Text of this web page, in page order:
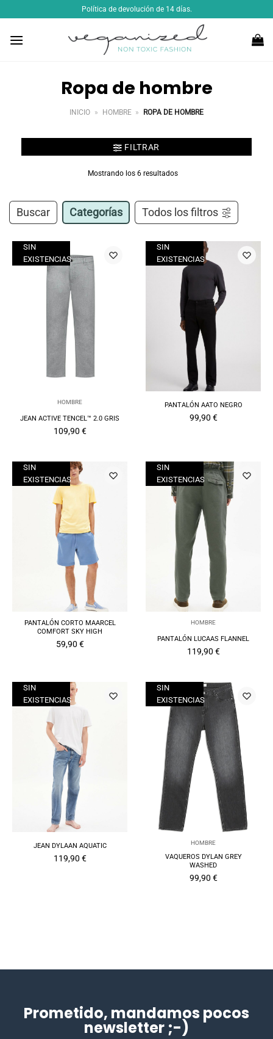
al
contenido
Política de devolución de 14 días.
Ropa de hombre
INICIO » HOMBRE » ROPA DE HOMBRE
FILTRAR
Mostrando los 6 resultados
Buscar Categorías Todos los filtros
SIN
EXISTENCIAS
HOMBRE
JEAN ACTIVE TENCEL™ 2.0 GRIS
109,90 €
SIN
EXISTENCIAS
PANTALÓN AATO NEGRO
99,90 €
SIN
EXISTENCIAS
PANTALÓN CORTO MAARCEL
COMFORT SKY HIGH
59,90 €
SIN
EXISTENCIAS
HOMBRE
PANTALÓN LUCAAS FLANNEL
119,90 €
SIN
EXISTENCIAS
JEAN DYLAAN AQUATIC
119,90 €
SIN
EXISTENCIAS
HOMBRE
VAQUEROS DYLAN GREY
WASHED
99,90 €
Prometido, mandamos pocos
newsletter ;-)